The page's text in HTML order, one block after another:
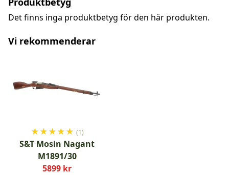
Det finns inga produktbetyg för den här produkten.
Vi rekommenderar
★★★★★ (1)
S&T Mosin Nagant
M1891/30
5899 kr